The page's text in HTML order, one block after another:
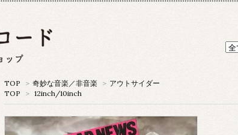
TOP > 奇妙な音楽／非音楽 > アウトサイダー
TOP
> 12inch/10inch